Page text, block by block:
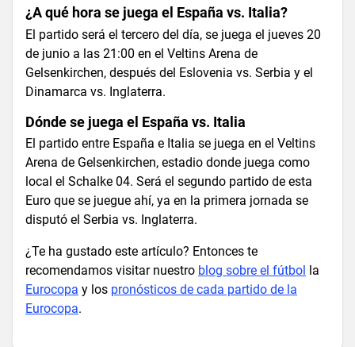
¿A qué hora se juega el España vs. Italia?
El partido será el tercero del día, se juega el jueves 20
de junio a las 21:00 en el Veltins Arena de
Gelsenkirchen, después del Eslovenia vs. Serbia y el
Dinamarca vs. Inglaterra.
Dónde se juega el España vs. Italia
El partido entre España e Italia se juega en el Veltins
Arena de Gelsenkirchen, estadio donde juega como
local el Schalke 04. Será el segundo partido de esta
Euro que se juegue ahí, ya en la primera jornada se
disputó el Serbia vs. Inglaterra.
¿Te ha gustado este artículo? Entonces te
recomendamos visitar nuestro blog sobre el fútbol la
Eurocopa y los pronósticos de cada partido de la
Eurocopa.